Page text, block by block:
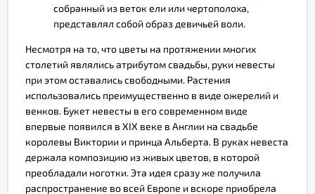
собранный из веток ели или чертополоха,
представлял собой образ девичьей воли.
Несмотря на то, что цветы на протяжении многих
столетий являлись атрибутом свадьбы, руки невесты
при этом оставались свободными. Растения
использовались преимущественно в виде ожерелий и
венков. Букет невесты в его современном виде
впервые появился в XIX веке в Англии на свадьбе
королевы Виктории и принца Альберта. В руках невеста
держала композицию из живых цветов, в которой
преобладали ноготки. Эта идея сразу же получила
распространение во всей Европе и вскоре приобрела